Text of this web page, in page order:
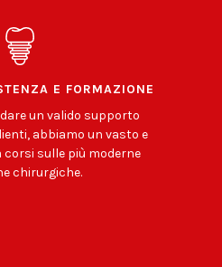
E FORMAZIONE
un valido supporto
abbiamo un vasto e
sulle più moderne
chirurgiche.